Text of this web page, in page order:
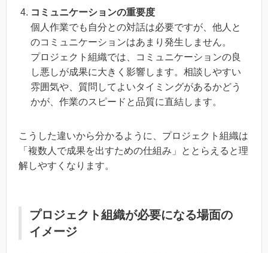
コミュニケーションの重要度
個人作業でも自分との対話は必要ですが、他人と
のコミュニケーションはあまり発生しません。
プロジェクト組織では、コミュニケーションの良
し悪しが成果に大きく影響します。相談しやすい
雰囲気や、質問してよいタイミングがあるかどう
かが、作業のスピードと品質に直結します。
こうした違いから分かるように、プロジェクト組織は
「複数人で成果を出すための仕組み」ととらえると理
解しやすくなります。
プロジェクト組織が必要になる場面の
イメージ